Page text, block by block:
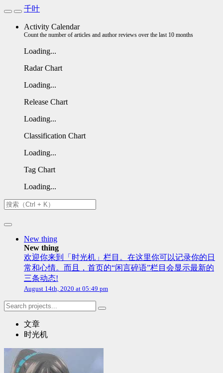
千叶
Activity Calendar
Count the number of articles and author reviews over the last 10 months
Loading...
Radar Chart
Loading...
Release Chart
Loading...
Classification Chart
Loading...
Tag Chart
Loading...
New thing
New thing
欢迎你来到「时光机」栏目。在这里你可以记录你的日
常和心情。而且，首页的“闲言碎语”栏目会显示最新的
三条动态!
August 14th, 2020 at 05:49 pm
文章
时光机